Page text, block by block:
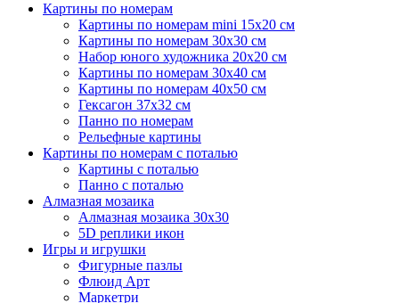
Картины по номерам
Картины по номерам mini 15х20 см
Картины по номерам 30x30 см
Набор юного художника 20х20 см
Картины по номерам 30х40 см
Картины по номерам 40х50 см
Гексагон 37х32 см
Панно по номерам
Рельефные картины
Картины по номерам с поталью
Картины с поталью
Панно с поталью
Алмазная мозаика
Алмазная мозаика 30х30
5D реплики икон
Игры и игрушки
Фигурные пазлы
Флюид Арт
Маркетри